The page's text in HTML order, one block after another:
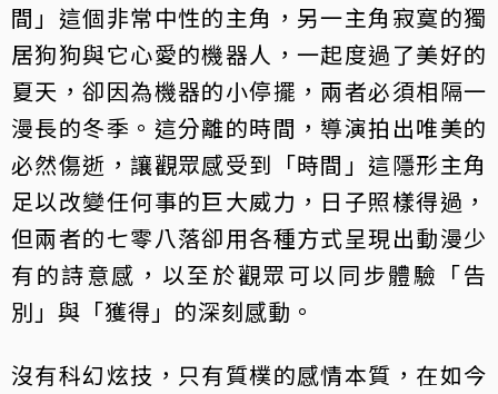
間」這個非常中性的主角，另一主角寂寞的獨
居狗狗與它心愛的機器人，一起度過了美好的
夏天，卻因為機器的小停擺，兩者必須相隔一
漫長的冬季。這分離的時間，導演拍出唯美的
必然傷逝，讓觀眾感受到「時間」這隱形主角
足以改變任何事的巨大威力，日子照樣得過，
但兩者的七零八落卻用各種方式呈現出動漫少
有的詩意感，以至於觀眾可以同步體驗「告
別」與「獲得」的深刻感動。
沒有科幻炫技，只有質樸的感情本質，在如今